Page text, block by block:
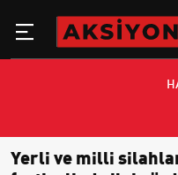
Yerli ve milli